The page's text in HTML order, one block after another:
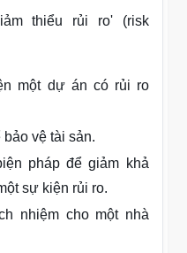
thiểu rủi ro' (risk
một dự án có rủi ro
bảo vệ tài sản.
pháp để giảm khả
sự kiện rủi ro.
nhiệm cho một nhà